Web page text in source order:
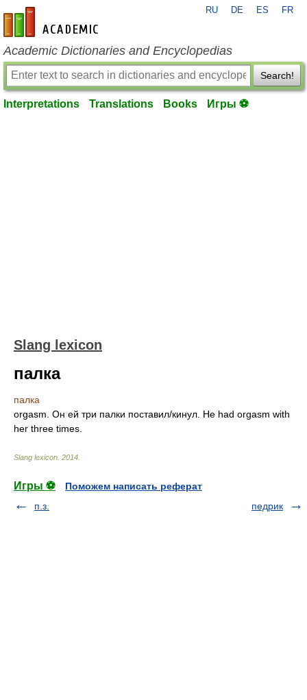
en-academic.com
RU DE ES FR
Academic Dictionaries and Encyclopedias
Search!
Interpretations Translations Books Игры ⚽
Slang lexicon
палка
палка
orgasm. Он ей три палки поставил/кинул. He had orgasm with
her three times.
Slang lexicon 2014
Игры ⚽
Поможем написать реферат
п.з.
педрик